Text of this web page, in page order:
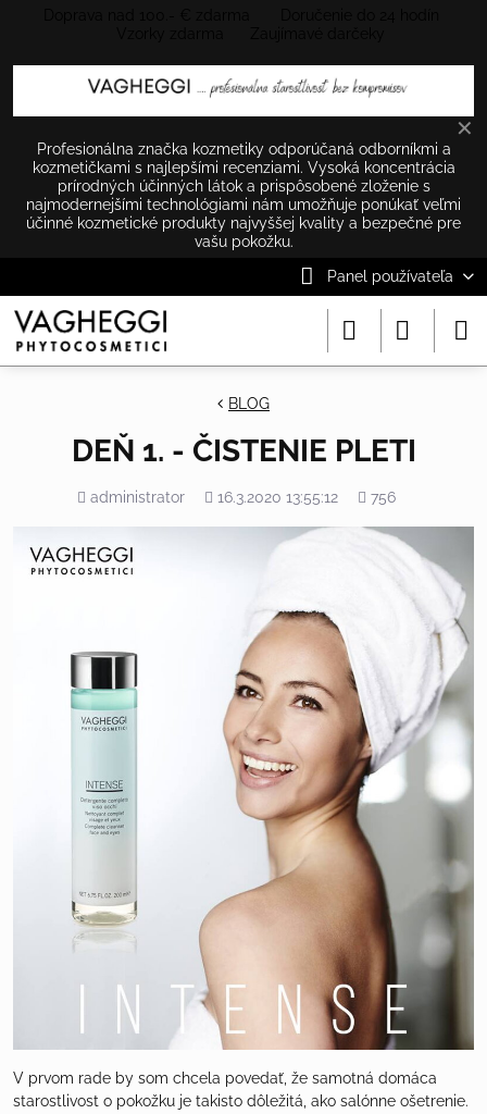
✕
Profesionálna značka kozmetiky odporúčaná odborníkmi a
kozmetičkami s najlepšími recenziami. Vysoká koncentrácia
prírodných účinných látok a prispôsobené zloženie s
najmodernejšími technológiami nám umožňuje ponúkať veľmi
účinné kozmetické produkty najvyššej kvality a bezpečné pre
vašu pokožku.
Panel používateľa
BLOG
DEŇ 1. - ČISTENIE PLETI
Pridal
administrator Pridané
16.3.2020 13:55:12
Počet
756
V prvom rade by som chcela povedať, že samotná domáca
starostlivost o pokožku je takisto dôležitá, ako salónne ošetrenie.